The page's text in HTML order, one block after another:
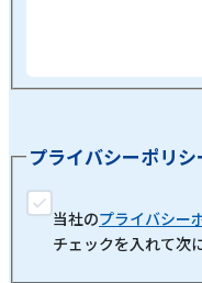
プライバシーポリ
当社のプライバシー
チェックを入れて次